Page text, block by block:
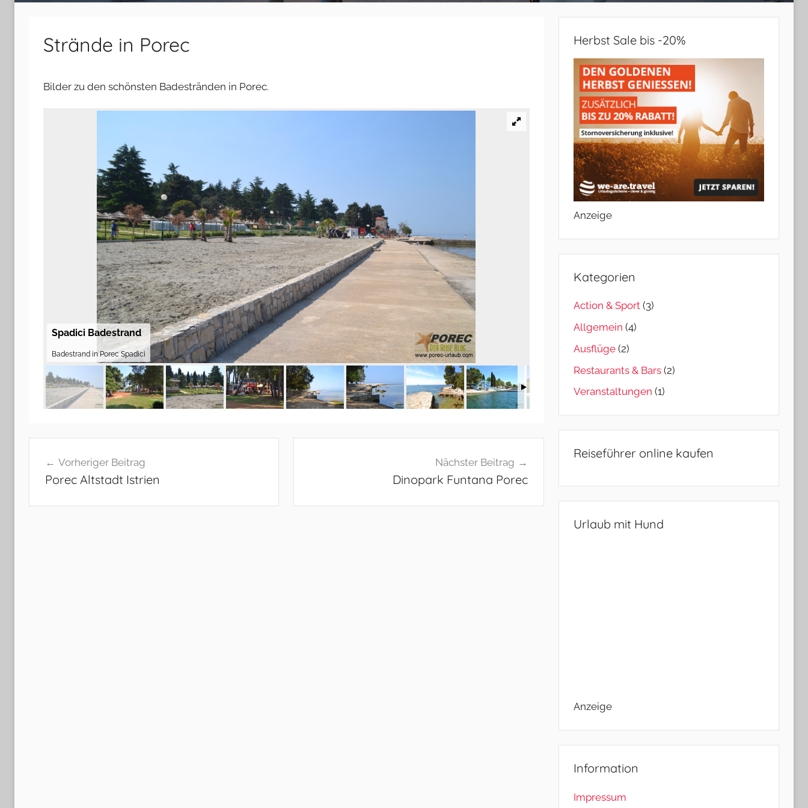
Strände in Porec
Bilder zu den schönsten Badestränden in Porec.
Spadici Badestrand
Badestrand in Porec Spadici
Vorheriger Beitrag
Porec Altstadt Istrien
Nächster Beitrag
Dinopark Funtana Porec
Herbst Sale bis -20%
Anzeige
Kategorien
Action & Sport(3)
Allgemein (4)
Ausflüge(2)
Restaurants & Bars(2)
Veranstaltungen (1)
Reiseführer online kaufen
Urlaub mit Hund
Anzeige
Information
Impressum